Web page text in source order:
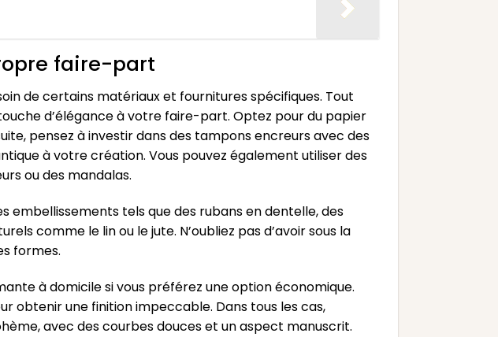
faire-part
de certains matériaux et fournitures spécifiques. Tout
d’élégance à votre faire-part. Optez pour du papier
pensez à investir dans des tampons encreurs avec des
à votre création. Vous pouvez également utiliser des
ou des mandalas.
embellissements tels que des rubans en dentelle, des
comme le lin ou le jute. N’oubliez pas d’avoir sous la
formes.
à domicile si vous préférez une option économique.
obtenir une finition impeccable. Dans tous les cas,
avec des courbes douces et un aspect manuscrit.